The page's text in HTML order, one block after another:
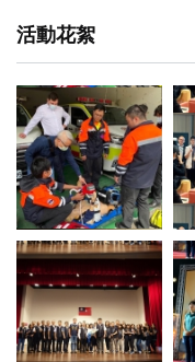
活動花絮